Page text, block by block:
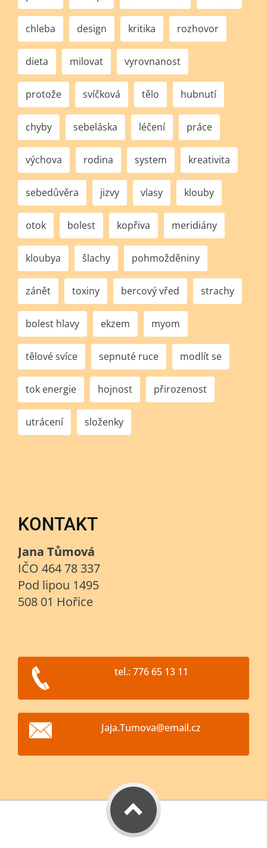
chleba design kritika rozhovor
dieta milovat vyrovnanost
protože svíčková tělo hubnutí
chyby sebeláska léčení práce
výchova rodina system kreativita
sebedůvěra jizvy vlasy klouby
otok bolest kopřiva meridiány
kloubya šlachy pohmožděniny
zánět toxiny bercový vřed strachy
bolest hlavy ekzem myom
tělové svíce sepnuté ruce modlít se
tok energie hojnost přirozenost
utrácení složenky
KONTAKT
Jana Tůmová
IČO 464 78 337
Pod lipou 1495
508 01 Hořice
tel.: 776 65 13 11
Jaja.Tumova@email.cz